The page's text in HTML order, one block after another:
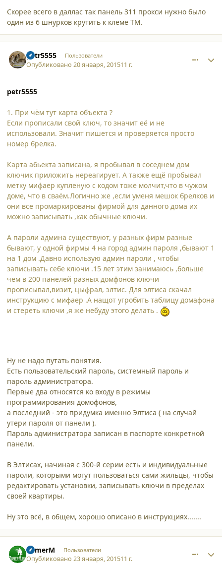
Скорее всего в даллас так панель 311 прокси нужно было
один из 6 шнурков крутить к клеме ТМ.
petr5555 Пользователи
Опубликовано20 января, 201511 г.
petr5555
1. При чём тут карта объекта ?
Если прописали свой ключ, то значит её и не
использовали. Значит пишется и проверяется просто
номер брелка.
Карта абьекта записана, я пробывал в соседнем дом
ключик приложить нереагирует. А также ещё пробывал
метку мифаер купленую с кодом тоже молчит,что в чужом
доме, что в сваём.Логично же ,если уменя мешок брелков и
они все промаркированы фирмой для данного дома их
можно записывать ,как обычные ключи.
А пароли админа существуют, у разных фирм разные
бывают, у одной фирмы 4 на город админ пароля ,бывают 1
на 1 дом .Давно использую админ пароли , чтобы
записывать себе ключи .15 лет этим занимаюсь ,больше
чем в 200 панелей разных домфонов ключи
прописывал,визит, цыфрал, элтис. Для элтиса скачал
инструкцию с мифаер .А нащот угробить таблицу домафона
и стереть ключи ,я же небуду этого делать .
Ну не надо путать понятия.
Есть пользовательский пароль, системный пароль и
пароль администратора.
Первые два относятся ко входу в режимы
программирования домофонов,
а последний - это придумка именно Элтиса ( на случай
утери пароля от панели ).
Пароль администратора записан в паспорте конкретной
панели.
В Элтисах, начиная с 300-й серии есть и индивидуальные
пароли, которыми могут пользоваться сами жильцы, чтобы
редактировать установки, записывать ключи в пределах
своей квартиры.
Ну это всё, в общем, хорошо описано в инструкциях.......
ZomerM Пользователи
Опубликовано23 января, 201511 г.